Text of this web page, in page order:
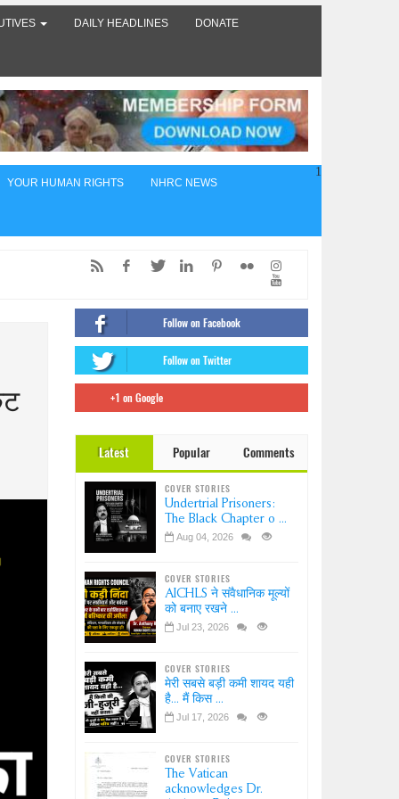
DAILY HEADLINES DONATE
YOUR HUMAN RIGHTS NHRC NEWS
1
Follow on Facebook
Follow on Twitter
+1 on Google
Latest Popular Comments
COVER STORIES
Undertrial Prisoners:
The Black Chapter o ...
Aug 04, 2026
COVER STORIES
AICHLS ने संवैधानिक मूल्यों
को बनाए रखने ...
Jul 23, 2026
COVER STORIES
मेरी सबसे बड़ी कमी शायद यही
है... मैं किस ...
Jul 17, 2026
COVER STORIES
The Vatican
acknowledges Dr.